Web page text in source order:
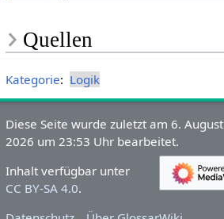
Quellen
Kategorie: Logik
Diese Seite wurde zuletzt am 6. August
2026 um 23:53 Uhr bearbeitet.
Inhalt verfügbar unter
CC BY-SA 4.0.